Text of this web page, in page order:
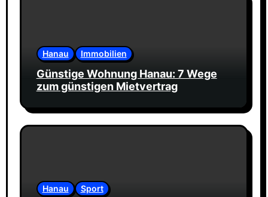
Hanau Immobilien
Günstige Wohnung Hanau: 7 Wege
zum günstigen Mietvertrag
Hanau Sport